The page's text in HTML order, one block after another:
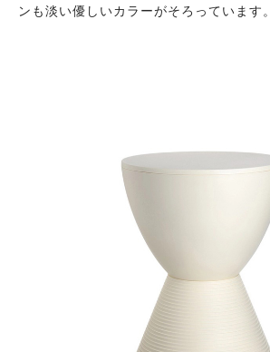
ンも淡い優しいカラーがそろっています。